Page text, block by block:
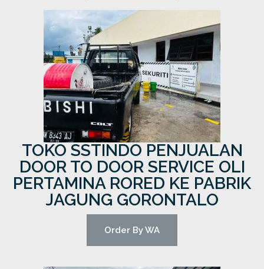
TOKO SSTINDO PENJUALAN
DOOR TO DOOR SERVICE OLI
PERTAMINA RORED KE PABRIK
JAGUNG GORONTALO
Order By WA